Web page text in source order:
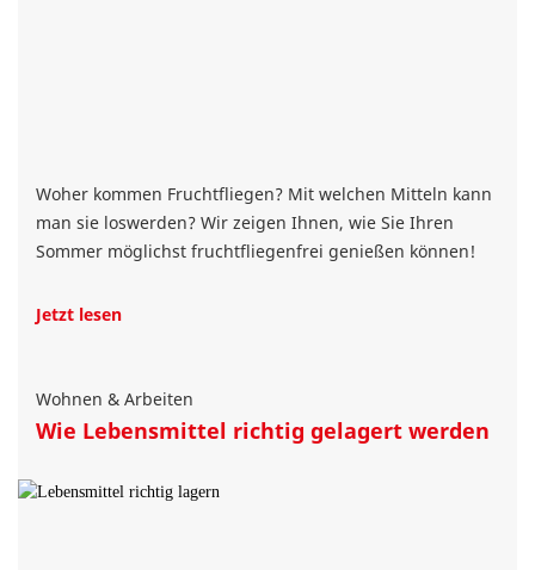
Woher kommen Fruchtfliegen? Mit welchen Mitteln kann
man sie loswerden? Wir zeigen Ihnen, wie Sie Ihren
Sommer möglichst fruchtfliegenfrei genießen können!
Jetzt lesen
Wohnen & Arbeiten
Wie Lebensmittel richtig gelagert werden